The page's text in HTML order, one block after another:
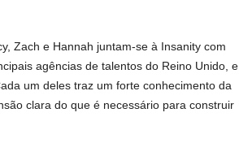
Zach e Hannah juntam-se à Insanity com
agências de talentos do Reino Unido, e
um deles traz um forte conhecimento da
clara do que é necessário para construir